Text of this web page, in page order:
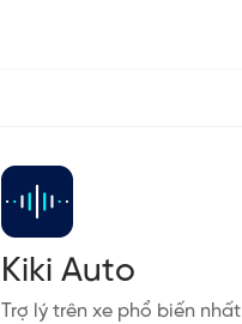
Kiki Auto
Trợ lý trên xe phổ biến nhất